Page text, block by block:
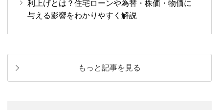
利上げとは？住宅ローンや為替・株価・物価に
与える影響をわかりやすく解説
もっと記事を見る